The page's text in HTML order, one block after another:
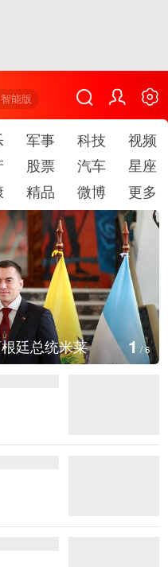
智能版
军事 科技
视频
股票 汽车
星座
精品 微博 更多
廷总统米莱 2/6